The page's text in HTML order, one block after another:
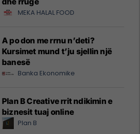
MEKA HALAL FOOD
A po don me rrnu n’deti?
Kursimet mund t’ju sjellin një
banesë
Banka Ekonomike
Plan B Creative rrit ndikimin e
biznesit tuaj online
Plan B